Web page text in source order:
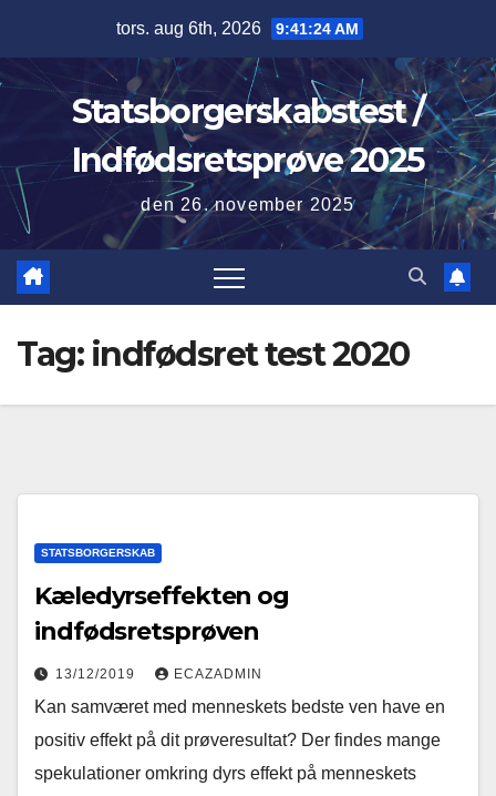
content
tors. aug 6th, 2026 9:41:24 AM
Statsborgerskabstest /
Indfødsretsprøve 2025
den 26. november 2025
Tag: indfødsret test 2020
STATSBORGERSKAB
Kæledyrseffekten og
indfødsretsprøven
13/12/2019 ECAZADMIN
Kan samværet med menneskets bedste ven have en
positiv effekt på dit prøveresultat? Der findes mange
spekulationer omkring dyrs effekt på menneskets